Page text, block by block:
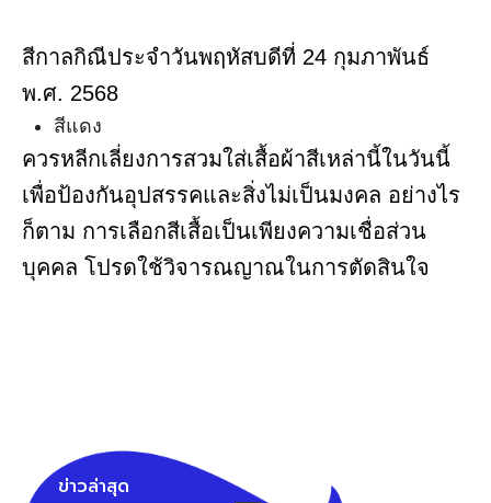
สีกาลกิณีประจำวันพฤหัสบดีที่ 24 กุมภาพันธ์
พ.ศ. 2568
สีแดง
ควรหลีกเลี่ยงการสวมใส่เสื้อผ้าสีเหล่านี้ในวันนี้
เพื่อป้องกันอุปสรรคและสิ่งไม่เป็นมงคล อย่างไร
ก็ตาม การเลือกสีเสื้อเป็นเพียงความเชื่อส่วน
บุคคล โปรดใช้วิจารณญาณในการตัดสินใจ
ข่าวล่าสุด